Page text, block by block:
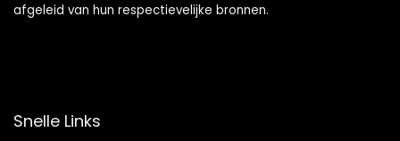
afgeleid van hun respectievelijke bronnen.
Snelle Links